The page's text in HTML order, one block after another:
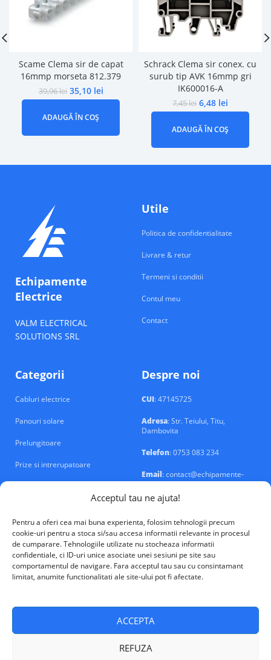
Acceptul tau ne ajuta!
Pentru a oferi cea mai buna experienta, folosim tehnologii precum
cookie-uri pentru a stoca si/sau accesa informatii relevante in procesul
de cumparare. Tehnologiile utilizate nu stocheaza informatii
confidentiale, ci ID-uri unice asociate unei sesiuni pe site sau
comportamentul de navigare. Fara acceptul tau sau cu consintamant
limitat, anumite functionalitati ale site-ului pot fi afectate.
ACCEPTA
REFUZA
Scame Clema sir de capat
16mmp morseta 812.379
39,96lei 35,10 lei
ADAUGĂ ÎN COȘ
Schrack Clema sir conex. cu
surub tip AVK 16mmp gri
IK600016-A
7,45lei 6,48 lei
ADAUGĂ ÎN COȘ
Echipamente
Electrice
VALM ELECTRICAL
SOLUTIONS SRL
Utile
Politica de confidentialitate
Livrare & retur
Termeni si conditii
Contul meu
Contact
Categorii
Cabluri electrice
Panouri solare
Prelungitoare
Prize si intrerupatoare
Despre noi
CUI: 47145725
Adresa: Str. Teiului, Titu,
Dambovita
Telefon: 0753 083 234
Email: contact@echipamente-
electrice.ro
VALM Electrical Solutions © 2026